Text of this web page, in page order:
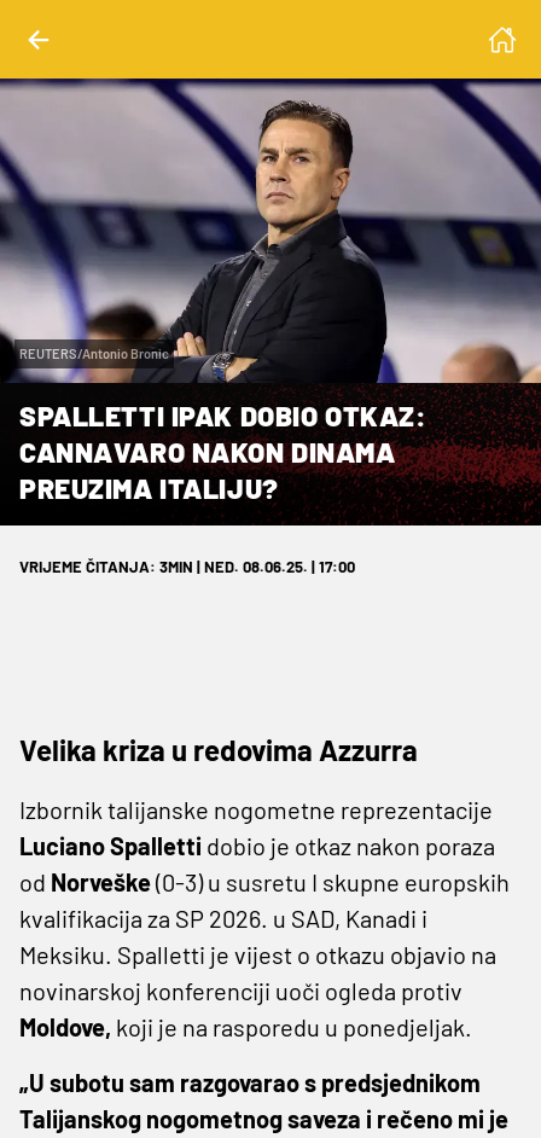
REUTERS/Antonio Bronic
SPALLETTI IPAK DOBIO OTKAZ:
CANNAVARO NAKON DINAMA
PREUZIMA ITALIJU?
VRIJEME ČITANJA: 3MIN | NED. 08.06.25. | 17:00
Velika kriza u redovima Azzurra
Izbornik talijanske nogometne reprezentacije
Luciano Spalletti dobio je otkaz nakon poraza
od Norveške(0-3) u susretu I skupne europskih
kvalifikacija za SP 2026. u SAD, Kanadi i
Meksiku. Spalletti je vijest o otkazu objavio na
novinarskoj konferenciji uoči ogleda protiv
Moldove, koji je na rasporedu u ponedjeljak.
„U subotu sam razgovarao s predsjednikom
Talijanskog nogometnog saveza i rečeno mi je